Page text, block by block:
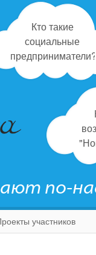
Кто такие
социальные
предприниматели?
по-
участников